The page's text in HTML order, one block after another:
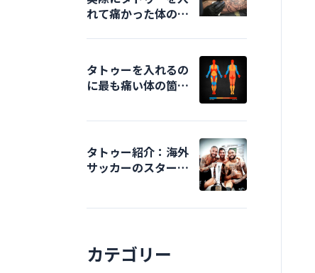
れて痛かった体の箇
タトゥーを入れるの
に最も痛い体の箇所
タトゥー紹介：海外
サッカーのスターた
カテゴリー